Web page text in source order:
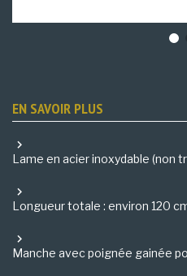
EN SAVOIR PLUS
Lame en acier inoxydable (non
Longueur totale : environ 120
Manche avec poignée gainée